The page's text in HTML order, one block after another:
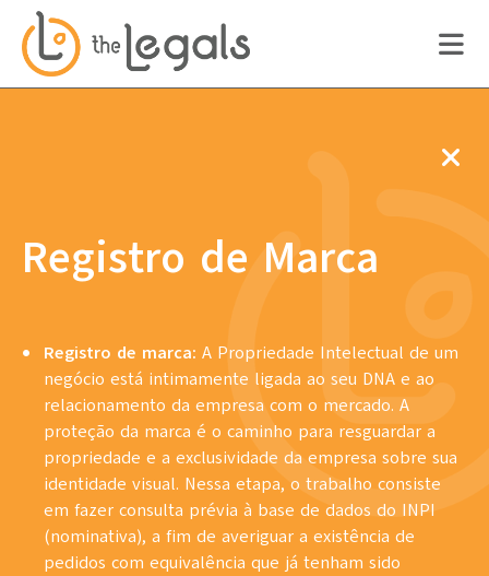
Registro de Marca
Registro de marca: A Propriedade Intelectual de um
negócio está intimamente ligada ao seu DNA e ao
relacionamento da empresa com o mercado. A
proteção da marca é o caminho para resguardar a
propriedade e a exclusividade da empresa sobre sua
identidade visual. Nessa etapa, o trabalho consiste
em fazer consulta prévia à base de dados do INPI
(nominativa), a fim de averiguar a existência de
pedidos com equivalência que já tenham sido